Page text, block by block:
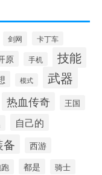
剑网 卡丁车
原 手机 技能
模式 武器
热血传奇 王国
自己的
备 西游
都是 骑士